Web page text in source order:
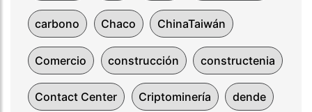
carbono Chaco ChinaTaiwán
Comercio construcción constructenia
Contact Center Criptominería dende